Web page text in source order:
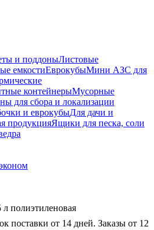
и поддоныЛистовые
емкостиЕврокубыМини АЗС для
контейнерыМусорные
для сбора и локализации
и еврокубыДля дачи и
продукцияЯщики для песка, соли
л полиэтиленовая
поставки от 14 дней. Заказы от 12